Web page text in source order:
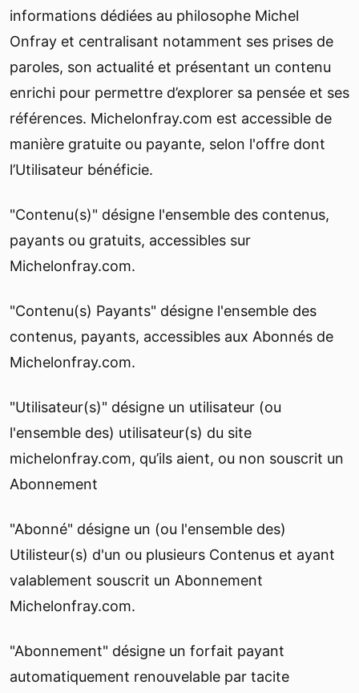
informations dédiées au philosophe Michel
Onfray et centralisant notamment ses prises de
paroles, son actualité et présentant un contenu
enrichi pour permettre d’explorer sa pensée et ses
références. Michelonfray.com est accessible de
manière gratuite ou payante, selon l'offre dont
l’Utilisateur bénéficie.
"Contenu(s)" désigne l'ensemble des contenus,
payants ou gratuits, accessibles sur
Michelonfray.com.
"Contenu(s) Payants" désigne l'ensemble des
contenus, payants, accessibles aux Abonnés de
Michelonfray.com.
"Utilisateur(s)" désigne un utilisateur (ou
l'ensemble des) utilisateur(s) du site
michelonfray.com, qu’ils aient, ou non souscrit un
Abonnement
"Abonné" désigne un (ou l'ensemble des)
Utilisteur(s) d'un ou plusieurs Contenus et ayant
valablement souscrit un Abonnement
Michelonfray.com.
"Abonnement" désigne un forfait payant
automatiquement renouvelable par tacite